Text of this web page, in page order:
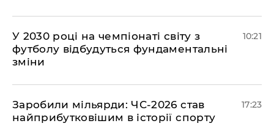
У 2030 році на чемпіонаті світу з
футболу відбудуться фундаментальні
зміни
10:21
​Заробили мільярди: ЧС-2026 став
найприбутковішим в історії спорту
17:23